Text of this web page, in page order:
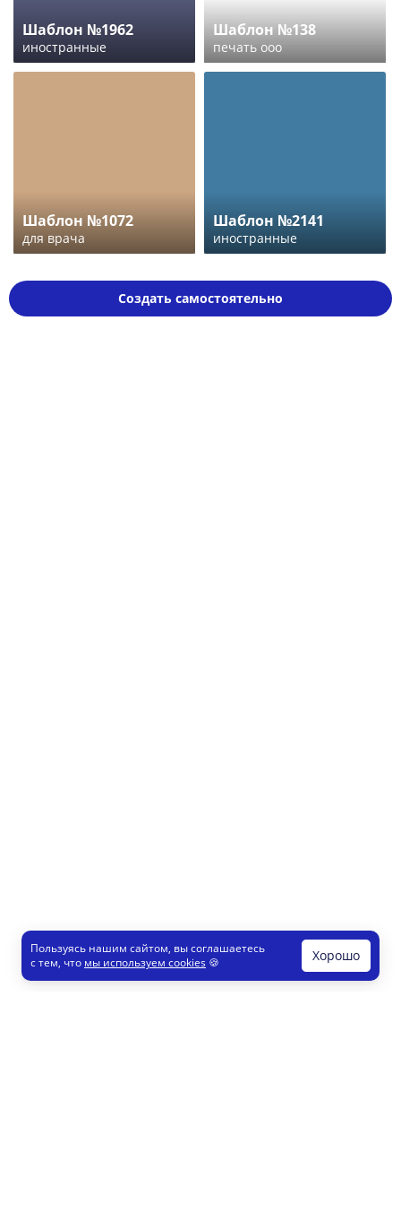
Шаблон №1962
иностранные
Шаблон №138
печать ооо
Шаблон №1072
для врача
Шаблон №2141
иностранные
Создать самостоятельно
Пользуясь нашим сайтом, вы соглашаетесь
с тем, что мы используем cookies 🍪 Хорошо